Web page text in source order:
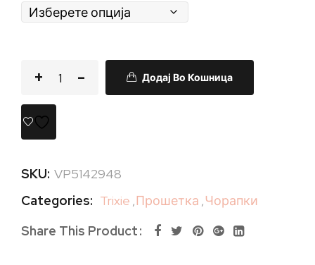
Додај Во Кошница
SKU: VP5142948
Categories: Trixie ,Прошетка ,Чорапки
Share This Product